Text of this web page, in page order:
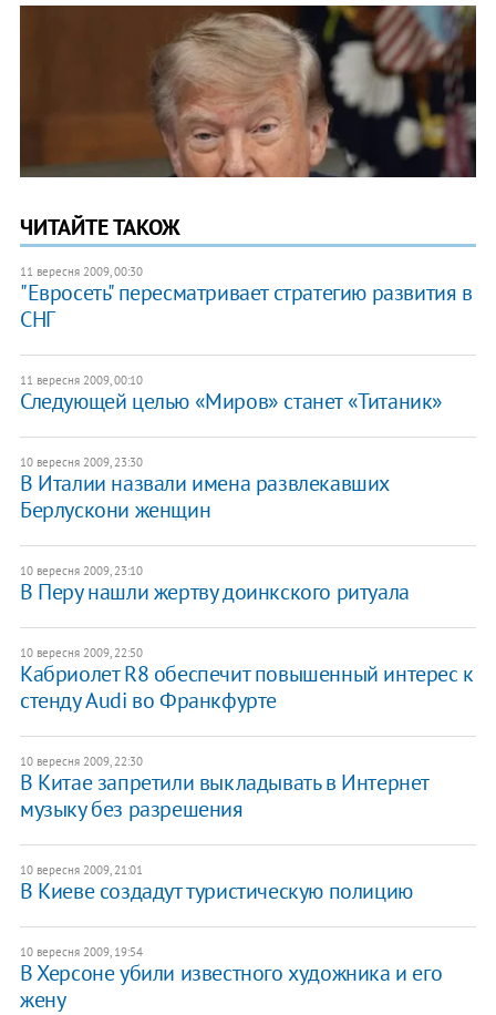
ЧИТАЙТЕ ТАКОЖ
11 вересня 2009, 00:30
"Евросеть" пересматривает стратегию развития в
СНГ
11 вересня 2009, 00:10
Следующей целью «Миров» станет «Титаник»
10 вересня 2009, 23:30
В Италии назвали имена развлекавших
Берлускони женщин
10 вересня 2009, 23:10
В Перу нашли жертву доинкского ритуала
10 вересня 2009, 22:50
Кабриолет R8 обеспечит повышенный интерес к
стенду Audi во Франкфурте
10 вересня 2009, 22:30
В Китае запретили выкладывать в Интернет
музыку без разрешения
10 вересня 2009, 21:01
В Киеве создадут туристическую полицию
10 вересня 2009, 19:54
В Херсоне убили известного художника и его
жену